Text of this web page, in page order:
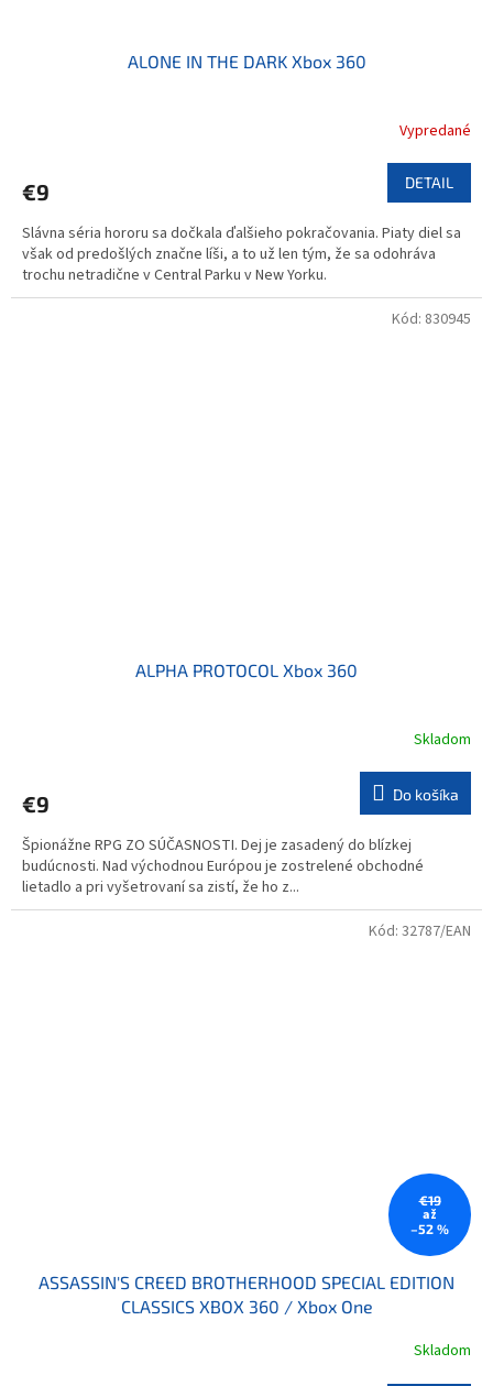
ALONE IN THE DARK Xbox 360
Vypredané
€9 DETAIL
Slávna séria hororu sa dočkala ďalšieho pokračovania. Piaty diel sa
však od predošlých značne líši, a to už len tým, že sa odohráva
trochu netradične v Central Parku v New Yorku.
ALPHA PROTOCOL Xbox 360
Skladom
€9 Do košíka
Špionážne RPG ZO SÚČASNOSTI. Dej je zasadený do blízkej
budúcnosti. Nad východnou Európou je zostrelené obchodné
lietadlo a pri vyšetrovaní sa zistí, že ho z...
Kód: 830945
€19
až
–52 %
ASSASSIN'S CREED BROTHERHOOD SPECIAL EDITION
CLASSICS XBOX 360 / Xbox One
Skladom
Kód: 32787/EAN